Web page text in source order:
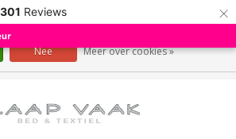
Reviews ×
onze website te verbeteren. Is dat akkoord?
Nee Meer over cookies »